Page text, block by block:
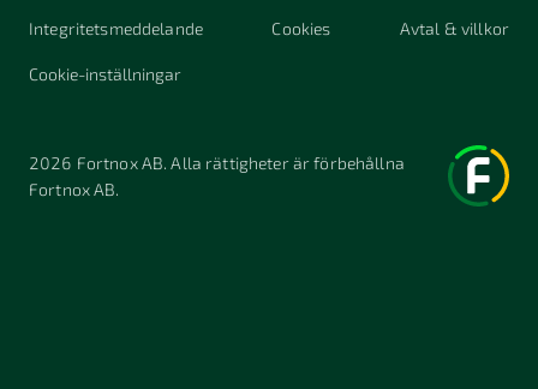
Integritetsmeddelande Cookies Avtal & villkor
Cookie-inställningar
2026 Fortnox AB. Alla rättigheter är förbehållna
Fortnox AB.